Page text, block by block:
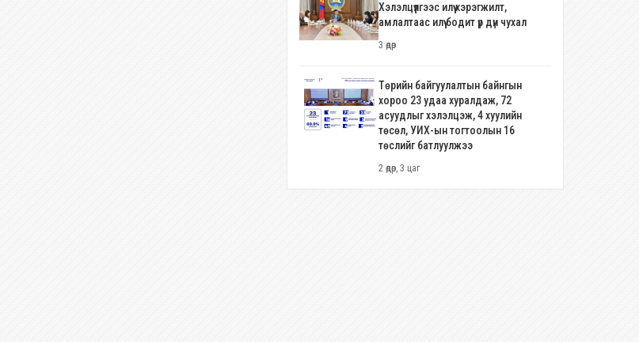
Хэлэлцүүлгээс илүү хэрэгжилт,
амлалтаас илүү бодит үр дүн чухал
3 өдөр
Төрийн байгуулалтын байнгын
хороо 23 удаа хуралдаж, 72
асуудлыг хэлэлцэж, 4 хуулийн
төсөл, УИХ-ын тогтоолын 16
төслийг батлуулжээ
2 өдөр, 3 цаг